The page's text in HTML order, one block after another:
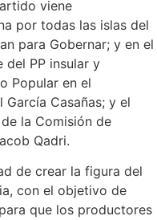
viene
por todas las islas del
para Gobernar; y en el
del PP insular y
Popular en el
García Casañas; y el
la Comisión de
Qadri.
de crear la figura del
con el objetivo de
que los productores